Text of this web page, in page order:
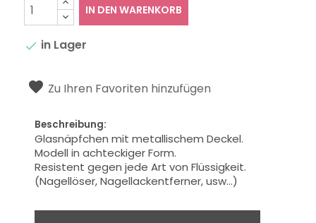
IN DEN WARENKORB
 in Lager
Zu Ihren Favoriten hinzufügen
Beschreibung:
Glasnäpfchen mit metallischem Deckel.
Modell in achteckiger Form.
Resistent gegen jede Art von Flüssigkeit.
(Nagellöser, Nagellackentferner, usw...)